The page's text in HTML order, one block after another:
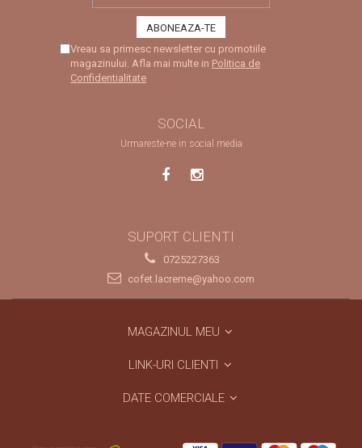
Vreau sa primesc newsletter cu promotiile
magazinului. Afla mai multe in Politica de
Confidentialitate
SOCIAL
Urmareste-ne in social media
SUPORT CLIENTI
0725227363
cofet.lacreme@yahoo.com
MAGAZINUL MEU
LINK-URI CLIENTI
DATE COMERCIALE